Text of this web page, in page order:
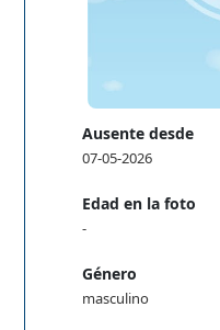
Ausente desde
07-05-2026
Edad en la foto
-
Género
masculino